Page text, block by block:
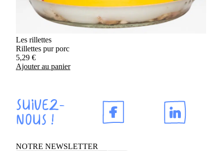
Les rillettes
Rillettes pur porc
5,29 €
Ajouter au panier
Suivez-
nous !
NOTRE NEWSLETTER